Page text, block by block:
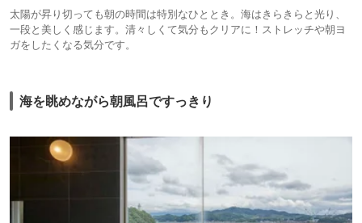
太陽が昇り切っても朝の時間は特別なひととき。海はきらきらと光り、
一段と美しく感じます。清々しくて気分もクリアに！ストレッチや朝ヨ
ガをしたくなる気分です。
海を眺めながら朝風呂ですっきり